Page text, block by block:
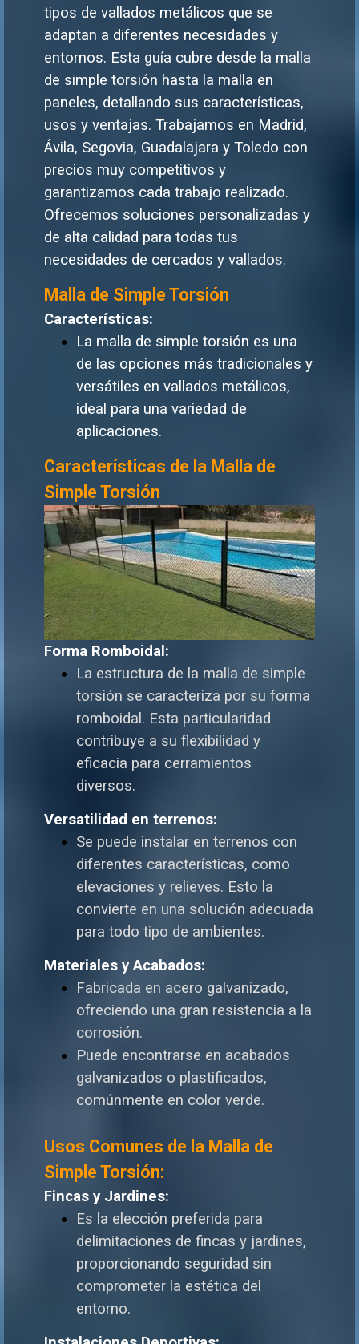
tipos de vallados metálicos que se
adaptan a diferentes necesidades y
entornos. Esta guía cubre desde la malla
de simple torsión hasta la malla en
paneles, detallando sus características,
usos y ventajas. Trabajamos en Madrid,
Ávila, Segovia, Guadalajara y Toledo con
precios muy competitivos y
garantizamos cada trabajo realizado.
Ofrecemos soluciones personalizadas y
de alta calidad para todas tus
necesidades de cercados y vallados.
Malla de Simple Torsión
Características:
La malla de simple torsión es una
de las opciones más tradicionales y
versátiles en vallados metálicos,
ideal para una variedad de
aplicaciones.
Características de la Malla de
Simple Torsión
Forma Romboidal:
La estructura de la malla de simple
torsión se caracteriza por su forma
romboidal. Esta particularidad
contribuye a su flexibilidad y
eficacia para cerramientos
diversos.
Versatilidad en terrenos:
Se puede instalar en terrenos con
diferentes características, como
elevaciones y relieves. Esto la
convierte en una solución adecuada
para todo tipo de ambientes.
Materiales y Acabados:
Fabricada en acero galvanizado,
ofreciendo una gran resistencia a la
corrosión.
Puede encontrarse en acabados
galvanizados o plastificados,
comúnmente en color verde.
Usos Comunes de la Malla de
Simple Torsión:
Fincas y Jardines:
Es la elección preferida para
delimitaciones de fincas y jardines,
proporcionando seguridad sin
comprometer la estética del
entorno.